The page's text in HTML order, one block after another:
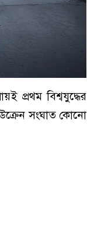
প্রথম বিশ্বযুদ্ধের
সংঘাত কোনো